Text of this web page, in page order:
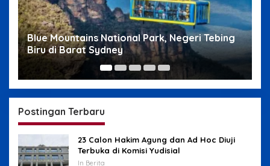
Blue Mountains National Park, Negeri Tebing
Biru di Barat Sydney
Postingan Terbaru
23 Calon Hakim Agung dan Ad Hoc Diuji
Terbuka di Komisi Yudisial
In Berita